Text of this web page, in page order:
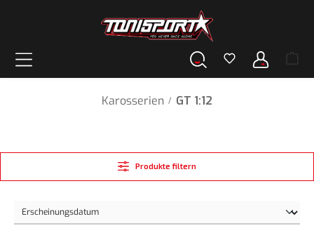
Karosserien / GT 1:12
Produkte filtern